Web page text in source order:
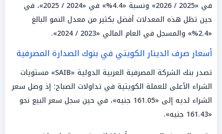
في «2025 / 2026» ونسبة «4.4%» في «2024 / 2025»، في
حين تظل هذه المعدلات أفضل بكثير من معدل النمو البالغ
«2.4%» والمسجل في العام المالي «2023 / 2024».
أسعار صرف الدينار الكويتي في بنوك الصدارة المصرفية
تصدر بنك الشركة المصرفية العربية الدولية «SAIB» مستويات
الشراء الأعلى للعملة الكويتية في تداولات الصباح؛ إذ وصل سعر
الشراء لديه إلى «161.05 جنيه»، في حين سجل سعر البيع نحو
«161.43 جنيه».